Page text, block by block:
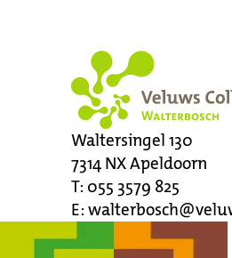
Waltersingel 130
7314 NXApeldoorn
T: 055 3579 825
E: